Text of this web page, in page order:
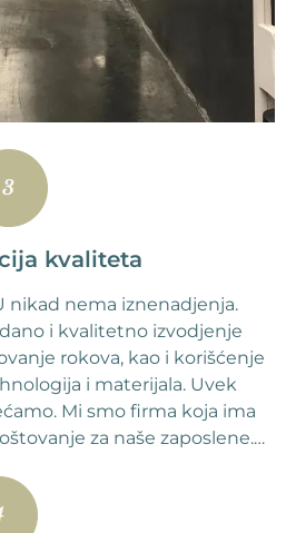
kvaliteta
nikad nema iznenadjenja.
i kvalitetno izvodjenje
rokova, kao i korišćenje
i materijala. Uvek
Mi smo firma koja ima
za naše zaposlene.…